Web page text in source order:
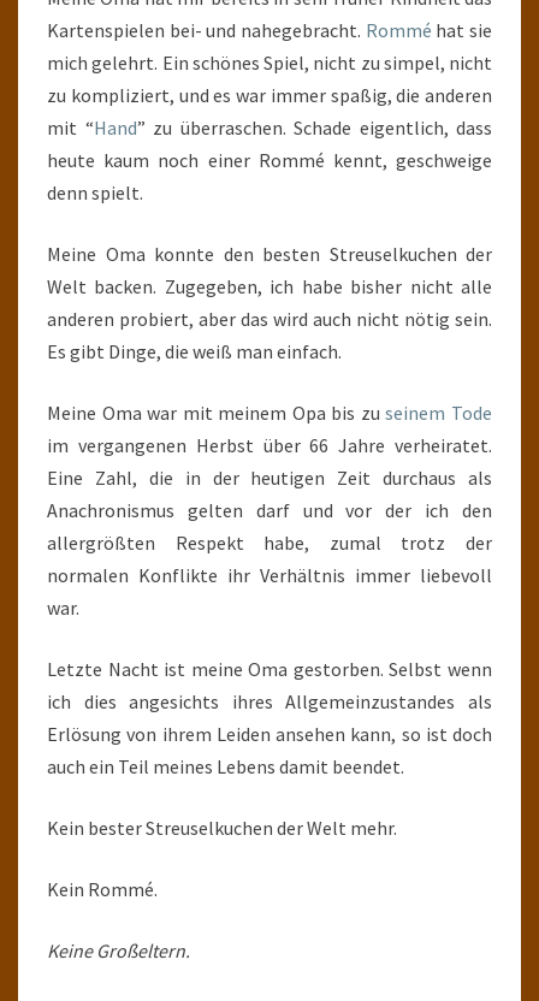
Kartenspielen bei- und nahegebracht. Rommé hat sie
mich gelehrt. Ein schönes Spiel, nicht zu simpel, nicht
zu kompliziert, und es war immer spaßig, die anderen
mit “Hand” zu überraschen. Schade eigentlich, dass
heute kaum noch einer Rommé kennt, geschweige
denn spielt.
Meine Oma konnte den besten Streuselkuchen der
Welt backen. Zugegeben, ich habe bisher nicht alle
anderen probiert, aber das wird auch nicht nötig sein.
Es gibt Dinge, die weiß man einfach.
Meine Oma war mit meinem Opa bis zuseinem Tode
im vergangenen Herbst über 66 Jahre verheiratet.
Eine Zahl, die in der heutigen Zeit durchaus als
Anachronismus gelten darf und vor der ich den
allergrößten Respekt habe, zumal trotz der
normalen Konflikte ihr Verhältnis immer liebevoll
war.
Letzte Nacht ist meine Oma gestorben. Selbst wenn
ich dies angesichts ihres Allgemeinzustandes als
Erlösung von ihrem Leiden ansehen kann, so ist doch
auch ein Teil meines Lebens damit beendet.
Kein bester Streuselkuchen der Welt mehr.
Kein Rommé.
Keine Großeltern.